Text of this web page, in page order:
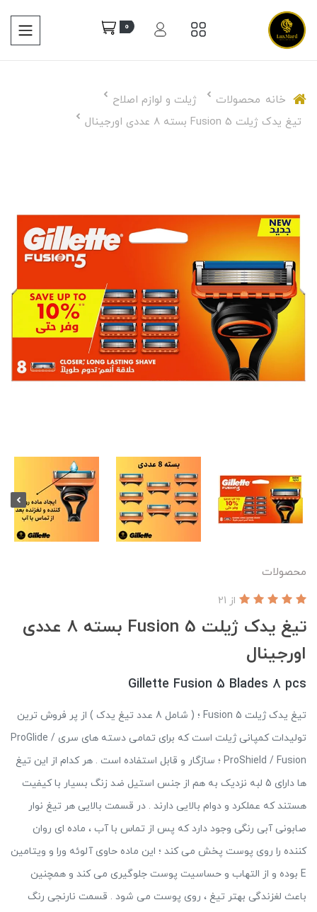
0
خانه محصولات
ژیلت و لوازم اصلاح
تیغ یدک ژیلت Fusion 5 بسته 8 عددی اورجینال
محصولات
تیغ یدک ژیلت Fusion 5 بسته 8 عددی
اورجینال
از 21
Gillette Fusion 5 Blades 8 pcs
تیغ یدک ژیلت Fusion 5 ؛ ( شامل 8 عدد تیغ یدک ) از پر فروش ترین
تولیدات کمپانی ژیلت است که برای تمامی دسته های سری ProGlide /
ProShield / Fusion ؛ سازگار و قابل استفاده است . هر کدام از این تیغ
ها دارای 5 لبه نزدیک به هم از جنس استیل ضد زنگ بسیار با کیفیت
هستند که عملکرد و دوام بالایی دارند . در قسمت بالایی هر تیغ نوار
صابونی آبی رنگی وجود دارد که پس از تماس با آب ، ماده ای روان
کننده را روی پوست پخش می کند ؛ این ماده حاوی آلوئه ورا و ویتامین
E بوده و از التهاب و حساسیت پوست جلوگیری می کند و همچنین
باعث لغزندگی بهتر تیغ ، روی پوست می شود . قسمت نارنجی رنگ